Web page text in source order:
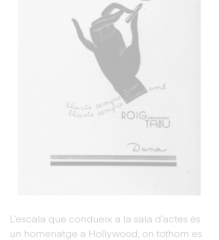
L’escala que condueix a la sala d’actes és
un homenatge a Hollywood, on tothom es